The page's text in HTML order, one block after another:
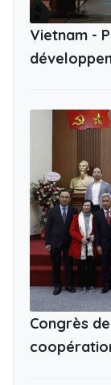
Vietnam -
Congrès